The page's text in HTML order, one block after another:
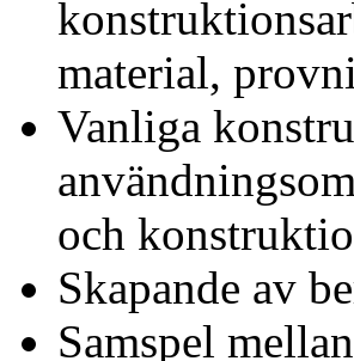
material,
Vanliga
och
Skapande av
Samspel